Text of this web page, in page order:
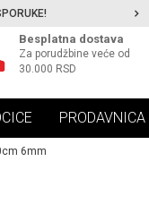
Besplatna dostava
Za porudžbine veće od
30.000 RSD
PRODAVNICA
6mm